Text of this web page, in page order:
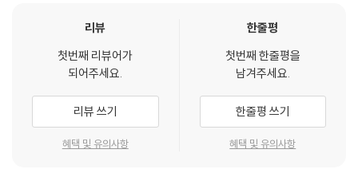
내가 안락하다고 느끼는 모든 것은 더 이상 사람들이 안락하다고 느끼지
않는 것들임을 실감했다.
--- 「통신광장」 중에서
그를 전혀 모르는데도 불구하고 어쩐지 아는 사람처럼 느껴졌다. 같은 세
상에 발을 디디고 있다는 것만으로 그런 마음을 느낄 수 있다는 건 다행인
예소연의 인물들이 지닌 또 다른 특성은 자조와 비관이다. 그들은 보통의
삶을 갈망하지만 결코 그것을 얻지 못하리라는 염세에 사로잡혀 있다. 그
럼에도 타자를 위해 손 내밀기를, 누군가를 한 번 더 믿어보기를 기꺼이 결
심한다. 〈아무 사이〉는 시터로서 극진하게 할머니들을 돌보는 ‘희지’의 이
야기다. “고되다 못해 서러운 노동”이라 불리는 시터 일에 희지가 유독 매
기 하나를 가진 것 같은 든든함을 준다. 나에게는 예소연이 그런 무기인 것
- 박혜진 (문학평론가, 편집자)
리뷰
첫번째 리뷰어가
되어주세요.
리뷰 쓰기
혜택 및 유의사항
한줄평
첫번째 한줄평을
남겨주세요.
한줄평 쓰기
혜택 및 유의사항